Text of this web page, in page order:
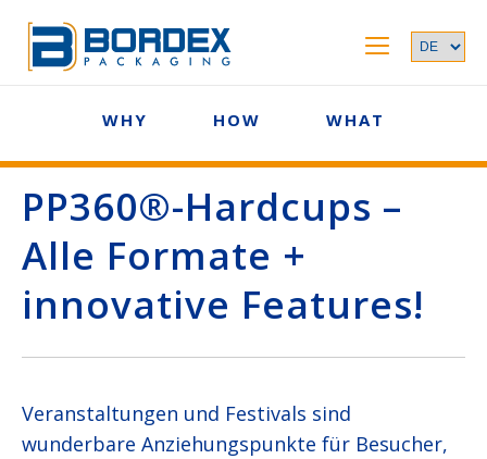
WHY HOW WHAT
PP360®-Hardcups –
Alle Formate +
innovative Features!
Veranstaltungen und Festivals sind
wunderbare Anziehungspunkte für Besucher,